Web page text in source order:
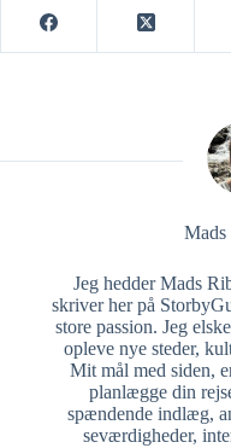
Mads
Jeg hedder Mads
skriver her på
store passion. Jeg
opleve nye steder,
Mit mål med siden,
planlægge din
spændende indlæg,
seværdigheder,